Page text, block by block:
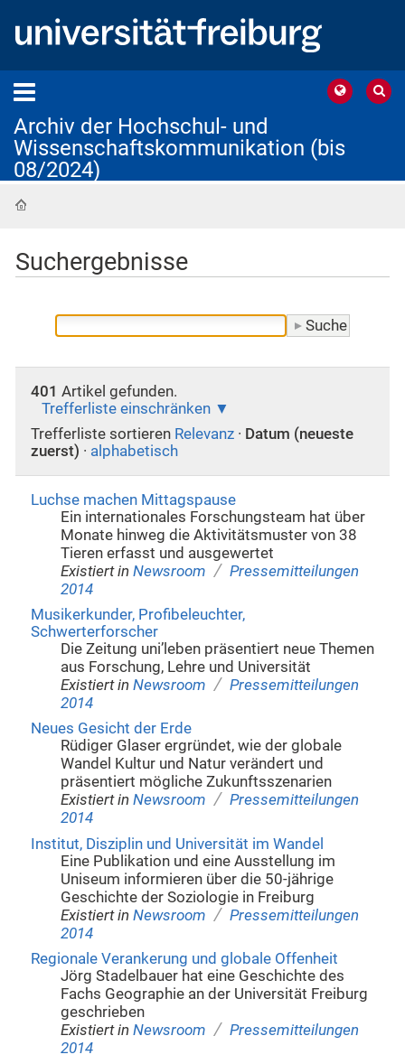
Archiv der Hochschul- und
Wissenschaftskommunikation (bis
08/2024)
Suchergebnisse
401 Artikel gefunden.
Trefferliste einschränken
Trefferliste sortieren Relevanz · Datum (neueste
zuerst) · alphabetisch
Luchse machen Mittagspause
Ein internationales Forschungsteam hat über
Monate hinweg die Aktivitätsmuster von 38
Tieren erfasst und ausgewertet
Existiert in Newsroom / Pressemitteilungen
2014
Musikerkunder, Profibeleuchter,
Schwerterforscher
Die Zeitung uni’leben präsentiert neue Themen
aus Forschung, Lehre und Universität
Existiert in Newsroom / Pressemitteilungen
2014
Neues Gesicht der Erde
Rüdiger Glaser ergründet, wie der globale
Wandel Kultur und Natur verändert und
präsentiert mögliche Zukunftsszenarien
Existiert in Newsroom / Pressemitteilungen
2014
Institut, Disziplin und Universität im Wandel
Eine Publikation und eine Ausstellung im
Uniseum informieren über die 50-jährige
Geschichte der Soziologie in Freiburg
Existiert in Newsroom / Pressemitteilungen
2014
Regionale Verankerung und globale Offenheit
Jörg Stadelbauer hat eine Geschichte des
Fachs Geographie an der Universität Freiburg
geschrieben
Existiert in Newsroom / Pressemitteilungen
2014